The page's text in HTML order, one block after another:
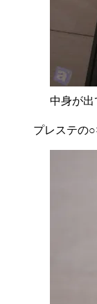
中身が出
プレステの